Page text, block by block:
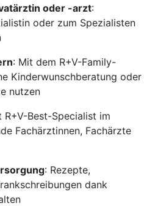
oder -arzt:
oder zum Spezialisten
: Mit dem R+V-Family-
Kinderwunschberatung oder
nutzen
R+V-Best-Specialist im
Fachärztinnen, Fachärzte
: Rezepte,
dank